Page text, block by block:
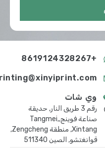
+8619124328267
printing@xinyiprint.com
وي شات
رقم 3 طريق النار, حديقة
صناعة فوينج,Tangmei,
Xintang, منطقة Zengcheng,
قوانغتشو, الصين 511340